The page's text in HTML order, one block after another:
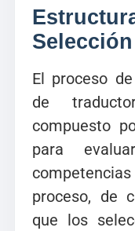
Selección
El proceso
de
compuesto
para
proceso, de
que los